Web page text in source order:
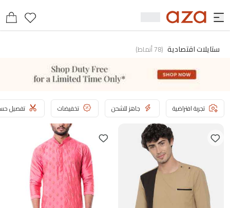
ستايلات اقتصادية (
78أنماط)
تجربة افتراضية جاهز للشحن تخفيضات تفصيل